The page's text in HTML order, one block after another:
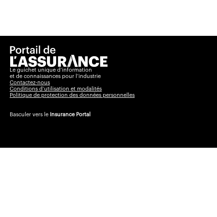
Le guichet unique d’information
et de connaissances pour l’industrie
Contactez-nous
Conditions d’utilisation et modalités
Politique de protection des données personnelles
Basculer vers le Insurance Portal